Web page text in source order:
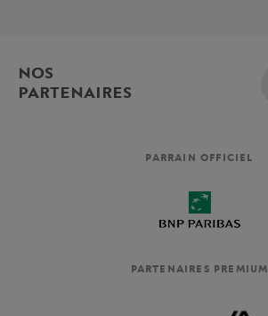
NOS
PARTENAIRES
PARRAIN OFFICIEL
PARTENAIRES PREMIUM